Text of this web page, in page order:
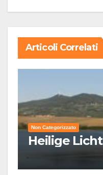
Articoli Correlati
Non Categorizzato
Heilige Licht